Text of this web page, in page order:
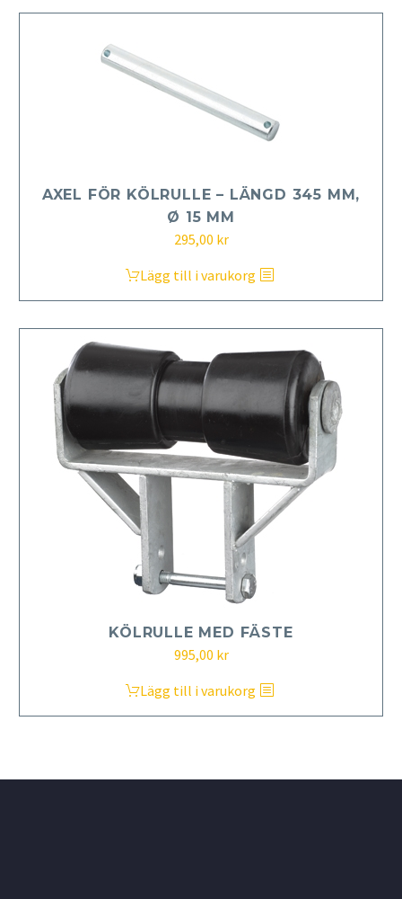
AXEL FÖR KÖLRULLE – LÄNGD 345 MM,
Ø 15 MM
295,00 kr
Lägg till i varukorg
KÖLRULLE MED FÄSTE
995,00 kr
Lägg till i varukorg